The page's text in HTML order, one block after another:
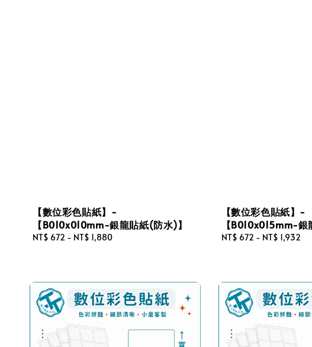
【數位彩色貼紙】-
【B010x010mm-銀龍貼紙(防水)】
Regular
NT$ 672 - NT$ 1,880
【數位彩色貼紙】-
【B010x015mm-銀
Regular
NT$ 672 - NT$ 1,932